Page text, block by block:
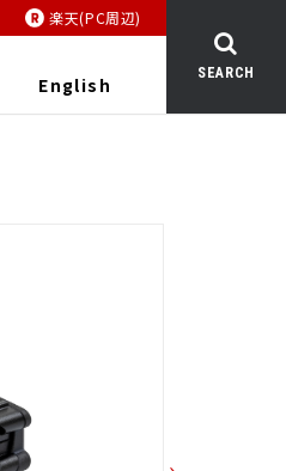
楽天(PC周辺)
English SEARCH